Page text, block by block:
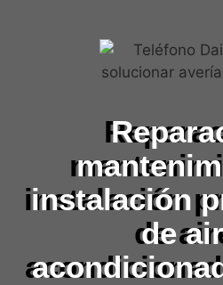
instalación
de